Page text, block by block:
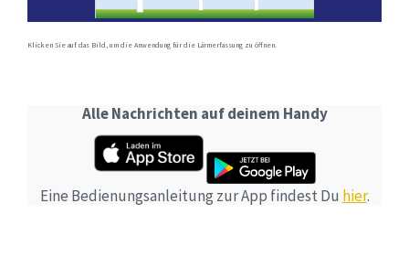
Klicken Sie auf das Bild, um die Anwendung für die Lärmerfassung zu öffnen.
Alle Nachrichten auf deinem Handy
Eine Bedienungsanleitung zur App findest Du hier.